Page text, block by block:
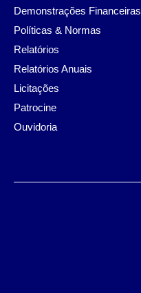
Demonstrações Financeiras
Políticas & Normas
Relatórios
Relatórios Anuais
Licitações
Patrocine
Ouvidoria